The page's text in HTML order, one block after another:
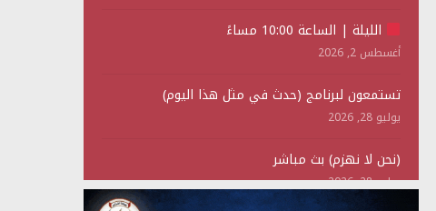
الليلة | الساعة 10:00 مساءً
أغسطس 2, 2026
تستمعون لبرنامج (حدث في مثل هذا اليوم)
يوليو 28, 2026
(نحن لا نهزم) بث مباشر
يوليو 28, 2026